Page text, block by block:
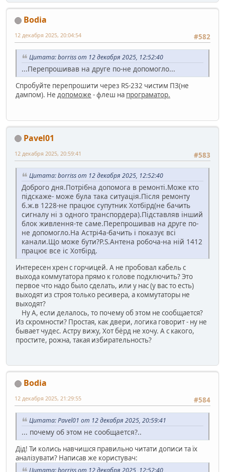
Bodia
#582
12 декабря 2025, 20:04:54
Цитата: borriss от 12 декабря 2025, 12:52:40
...Перепрошивав на друге по-не допомогло...
Спробуйте перепрошити через RS-232 чистим ПЗ(не
дампом). Не допоможе - флеш на програматор.
Pavel01
#583
12 декабря 2025, 20:59:41
Цитата: borriss от 12 декабря 2025, 12:52:40
Доброго дня.Потрібна допомога в ремонті.Може кто
підскаже- може була така ситуація.Після ремонту
б.ж.в 1228-не працює супутник Хотбірд(не бачить
сигналу ні з одного транспордера).Підставляв інший
блок живлення-те саме.Перепрошивав на друге по-
не допомогло.На Астрі4а-бачить і показує всі
канали.Що може бути?P.S.Антена робоча-на ній 1412
працює все іс Хотбірд.
Интересен хрен с горчицей. А не пробовал кабель с
выхода коммутатора прямо к голове подключить? Это
первое что надо было сделать, или у нас (у вас то есть)
выходят из строя только ресивера, а коммутаторы не
выходят?
Ну А, если делалось, то почему об этом не сообщается?
Из скромности? Простая, как двери, логика говорит - ну не
бывает чудес. Астру вижу, Хот бёрд не хочу. А с какого,
простите, рожна, такая избирательность?
Bodia
#584
12 декабря 2025, 21:29:55
Цитата: Pavel01 от 12 декабря 2025, 20:59:41
... почему об этом не сообщается?..
Дід! Ти колись навчишся правильно читати дописи та їх
аналізувати? Написав же користувач:
Цитата: borriss от 12 декабря 2025, 12:52:40